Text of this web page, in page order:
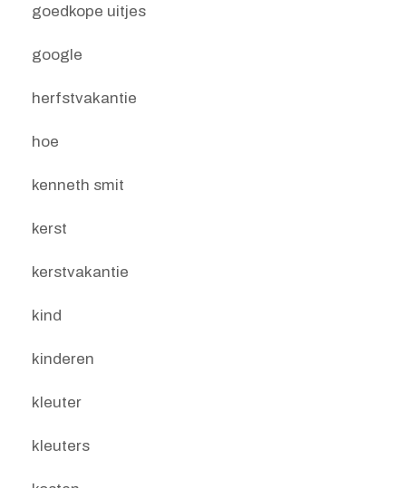
goedkope uitjes
google
herfstvakantie
hoe
kenneth smit
kerst
kerstvakantie
kind
kinderen
kleuter
kleuters